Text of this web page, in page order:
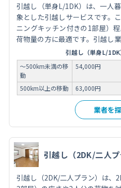
引越し（単身L/1DK）は、一人
象とした引越しサービスです。
ニングキッチン付きの1部屋）
荷物量の方に最適です。引越し
物の梱包から運搬、新居での荷
ーズな移転を実現します。費用
ションサービスの有無によって
る際には、信頼できる業者を
し、サービス内容を確認するこ
引越し（単身L/
～500km未満の移
動
54,000円
500km以上の移動 63,000円
業者を
引越し（2DK/二人プ
引越し（2DK/二人プラン）は、